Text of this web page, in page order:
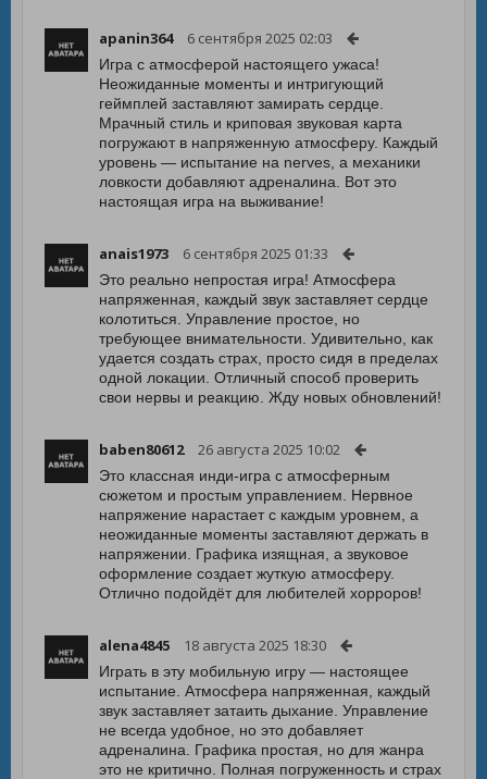
apanin364 6 сентября 2025 02:03
Игра с атмосферой настоящего ужаса!
Неожиданные моменты и интригующий
геймплей заставляют замирать сердце.
Мрачный стиль и криповая звуковая карта
погружают в напряженную атмосферу. Каждый
уровень — испытание на nerves, а механики
ловкости добавляют адреналина. Вот это
настоящая игра на выживание!
anais1973 6 сентября 2025 01:33
Это реально непростая игра! Атмосфера
напряженная, каждый звук заставляет сердце
колотиться. Управление простое, но
требующее внимательности. Удивительно, как
удается создать страх, просто сидя в пределах
одной локации. Отличный способ проверить
свои нервы и реакцию. Жду новых обновлений!
baben80612 26 августа 2025 10:02
Это классная инди-игра с атмосферным
сюжетом и простым управлением. Нервное
напряжение нарастает с каждым уровнем, а
неожиданные моменты заставляют держать в
напряжении. Графика изящная, а звуковое
оформление создает жуткую атмосферу.
Отлично подойдёт для любителей хорроров!
alena4845 18 августа 2025 18:30
Играть в эту мобильную игру — настоящее
испытание. Атмосфера напряженная, каждый
звук заставляет затаить дыхание. Управление
не всегда удобное, но это добавляет
адреналина. Графика простая, но для жанра
это не критично. Полная погруженность и страх